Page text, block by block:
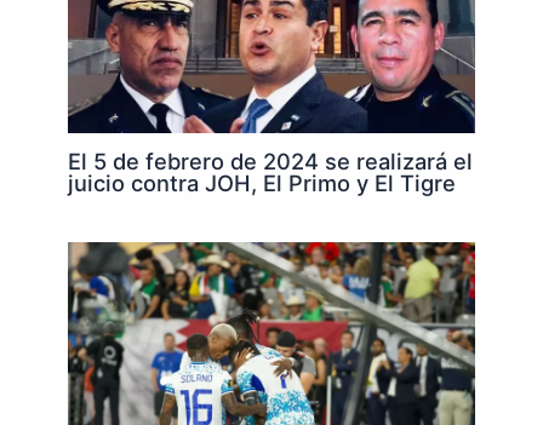
El 5 de febrero de 2024 se realizará el
juicio contra JOH, El Primo y El Tigre